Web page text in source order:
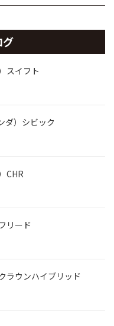
グ
スイフト
ダ）シビック
CHR
リード
ラウンハイブリッド